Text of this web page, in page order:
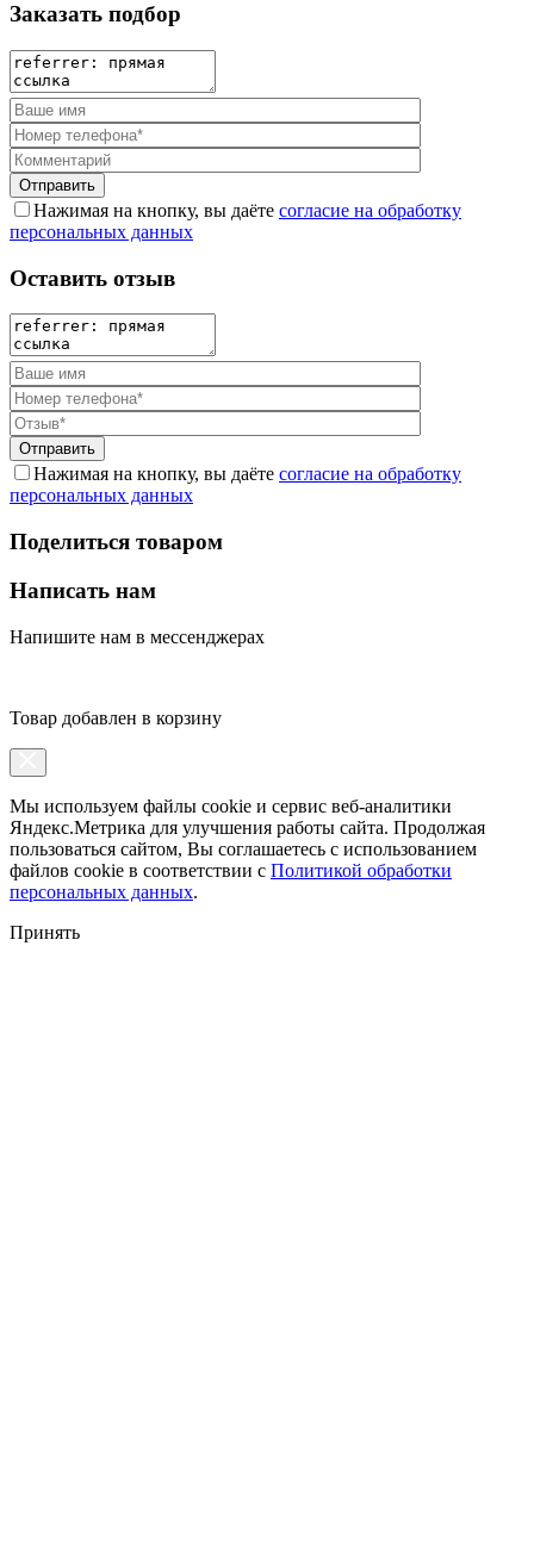
Заказать подбор
Нажимая на кнопку, вы даёте согласие на обработку
персональных данных
Оставить отзыв
Нажимая на кнопку, вы даёте согласие на обработку
персональных данных
Поделиться товаром
Написать нам
Напишите нам в мессенджерах
Товар добавлен в корзину
Мы используем файлы cookie и сервис веб-аналитики
Яндекс.Метрика для улучшения работы сайта. Продолжая
пользоваться сайтом, Вы соглашаетесь с использованием
файлов cookie в соответствии с Политикой обработки
персональных данных.
Принять